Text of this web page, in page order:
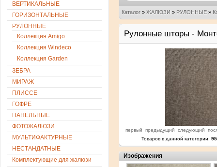
Каталог » ЖАЛЮЗИ » РУЛОННЫЕ »
Рулонные шторы -
первый предыдущий следующий
Товаров в данной категории: 95
Изображения
ВЕРТИКАЛЬНЫЕ
ГОРИЗОНТАЛЬНЫЕ
РУЛОННЫЕ
Коллекция Amigo
Коллекция Windeco
Коллекция Garden
ЗЕБРА
МИРАЖ
ПЛИССЕ
ГОФРЕ
ПАНЕЛЬНЫЕ
ФОТОЖАЛЮЗИ
МУЛЬТИФАКТУРНЫЕ
НЕСТАНДАТНЫЕ
Комплектующие для жалюзи